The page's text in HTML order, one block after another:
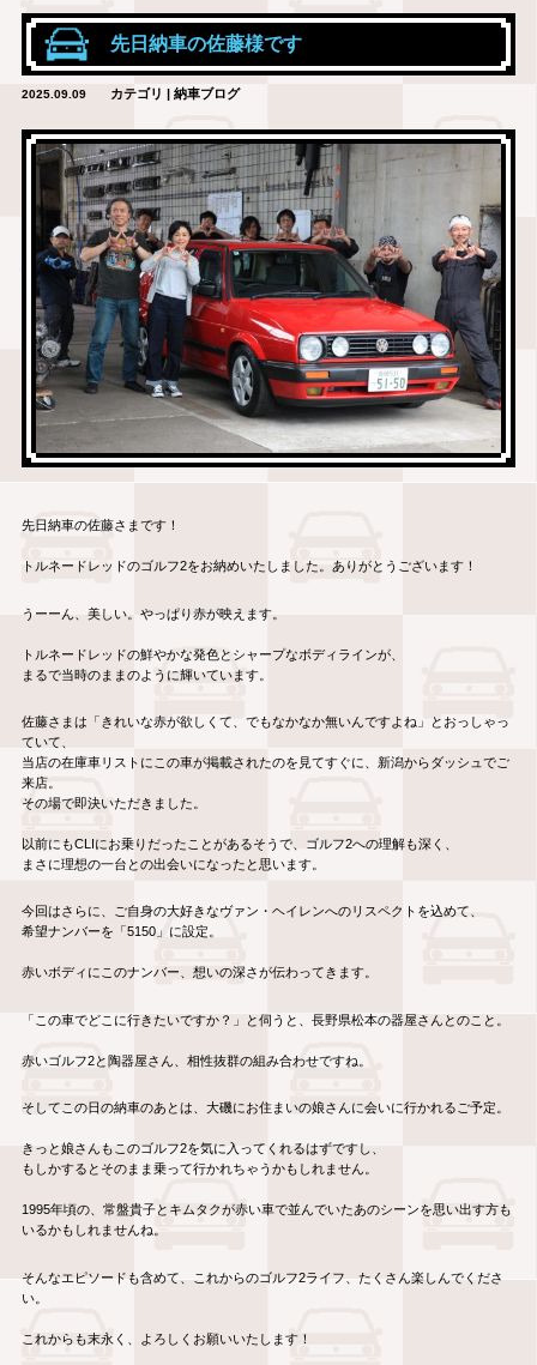
先日納車の佐藤様です
2025.09.09 カテゴリ | 納車ブログ
先日納車の佐藤さまです！
トルネードレッドのゴルフ2をお納めいたしました。ありがとうございます！
うーーん、美しい。やっぱり赤が映えます。
トルネードレッドの鮮やかな発色とシャープなボディラインが、
まるで当時のままのように輝いています。
佐藤さまは「きれいな赤が欲しくて、でもなかなか無いんですよね」とおっしゃっ
ていて、
当店の在庫車リストにこの車が掲載されたのを見てすぐに、新潟からダッシュでご
来店。
その場で即決いただきました。
以前にもCLIにお乗りだったことがあるそうで、ゴルフ2への理解も深く、
まさに理想の一台との出会いになったと思います。
今回はさらに、ご自身の大好きなヴァン・ヘイレンへのリスペクトを込めて、
希望ナンバーを「5150」に設定。
赤いボディにこのナンバー、想いの深さが伝わってきます。
「この車でどこに行きたいですか？」と伺うと、長野県松本の器屋さんとのこと。
赤いゴルフ2と陶器屋さん、相性抜群の組み合わせですね。
そしてこの日の納車のあとは、大磯にお住まいの娘さんに会いに行かれるご予定。
きっと娘さんもこのゴルフ2を気に入ってくれるはずですし、
もしかするとそのまま乗って行かれちゃうかもしれません。
1995年頃の、常盤貴子とキムタクが赤い車で並んでいたあのシーンを思い出す方も
いるかもしれませんね。
そんなエピソードも含めて、これからのゴルフ2ライフ、たくさん楽しんでくださ
い。
これからも末永く、よろしくお願いいたします！